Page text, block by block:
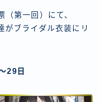
（第一回）にて、
がブライダル衣装にリ
29日